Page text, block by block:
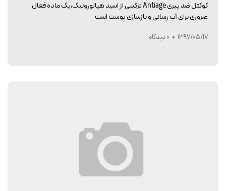
کوکتل ضد پیری Antiage ترکیبی از اسید هیالورونیک،یک ماده فعال
ضروری برای آب رسانی و بازسازی پوست است
1397/05/17 0 دیدگاه